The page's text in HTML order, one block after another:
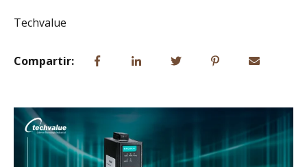
Techvalue
Compartir: